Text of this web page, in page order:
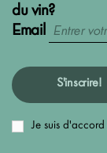
du vin?
Email
S'inscrire!
Je suis d'accord